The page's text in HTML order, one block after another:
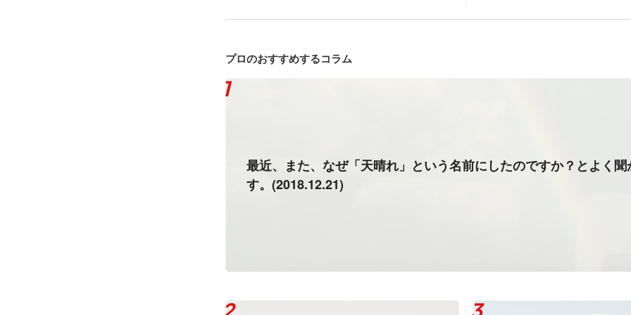
プロのおすすめするコラム
最近、また、なぜ「天晴れ」という名前にしたのですか？とよく聞
す。(2018.12.21)